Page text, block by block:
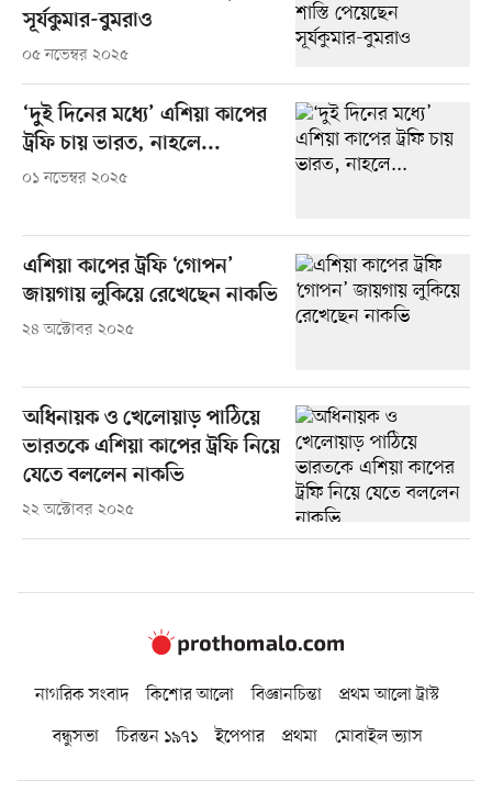
সূর্যকুমার-বুমরাও
০৫ নভেম্বর ২০২৫
‘দুই দিনের মধ্যে’ এশিয়া কাপের
ট্রফি চায় ভারত, নাহলে...
০১ নভেম্বর ২০২৫
এশিয়া কাপের ট্রফি ‘গোপন’
জায়গায় লুকিয়ে রেখেছেন নাকভি
২৪ অক্টোবর ২০২৫
অধিনায়ক ও খেলোয়াড় পাঠিয়ে
ভারতকে এশিয়া কাপের ট্রফি নিয়ে
যেতে বললেন নাকভি
২২ অক্টোবর ২০২৫
নাগরিক সংবাদ কিশোর আলো বিজ্ঞানচিন্তা
প্রথম আলো ট্রাস্ট
বন্ধুসভা
চিরন্তন ১৯৭১ ইপেপার প্রথমা মোবাইল ভ্যাস